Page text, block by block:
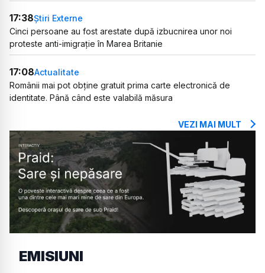
17:38Știri Externe
Cinci persoane au fost arestate după izbucnirea unor noi
proteste anti-imigrație în Marea Britanie
17:08Actualitate
Românii mai pot obține gratuit prima carte electronică de
identitate. Până când este valabilă măsura
VEZI MAI MULT
EMISIUNI